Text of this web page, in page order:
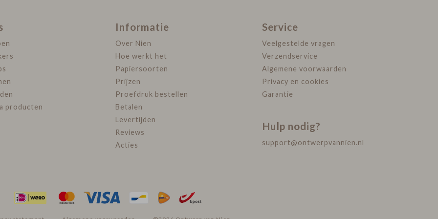
producten
Informatie
Over Nien
Hoe werkt het
Papiersoorten
Prijzen
Proefdruk bestellen
Betalen
Levertijden
Reviews
Acties
Service
Veelgestelde vragen
Verzendservice
Algemene voorwaarden
Privacy en cookies
Garantie
Hulp nodig?
support@ontwerpvannien.nl